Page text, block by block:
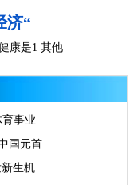
济“
康是1 其他
事业
国元首
生机